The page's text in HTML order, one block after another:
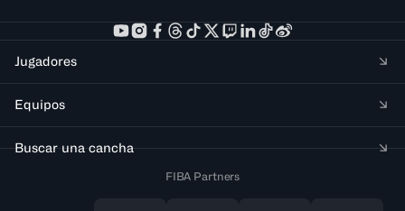
Jugadores
Equipos
Buscar una cancha
FIBA Partners